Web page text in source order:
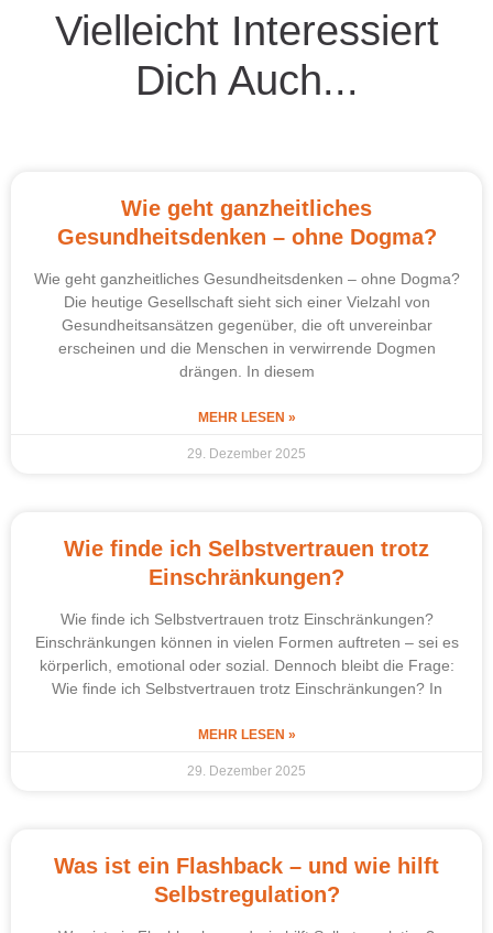
Vielleicht Interessiert
Dich Auch...
Wie geht ganzheitliches
Gesundheitsdenken – ohne Dogma?
Wie geht ganzheitliches Gesundheitsdenken – ohne Dogma?
Die heutige Gesellschaft sieht sich einer Vielzahl von
Gesundheitsansätzen gegenüber, die oft unvereinbar
erscheinen und die Menschen in verwirrende Dogmen
drängen. In diesem
MEHR LESEN »
29. Dezember 2025
Wie finde ich Selbstvertrauen trotz
Einschränkungen?
Wie finde ich Selbstvertrauen trotz Einschränkungen?
Einschränkungen können in vielen Formen auftreten – sei es
körperlich, emotional oder sozial. Dennoch bleibt die Frage:
Wie finde ich Selbstvertrauen trotz Einschränkungen? In
MEHR LESEN »
29. Dezember 2025
Was ist ein Flashback – und wie hilft
Selbstregulation?